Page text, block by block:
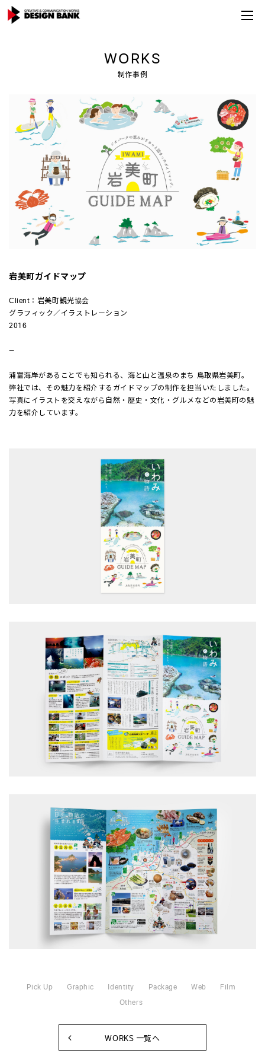
WORKS
制作事例
岩美町ガイドマップ
Client：岩美町観光協会
グラフィック／イラストレーション
2016
—
浦富海岸があることでも知られる、海と山と温泉のまち 鳥取県岩美町。
弊社では、その魅力を紹介するガイドマップの制作を担当いたしました。
写真にイラストを交えながら自然・歴史・文化・グルメなどの岩美町の魅
力を紹介しています。
Pick Up Graphic Identity Package Web
Film
Others
WORKS 一覧へ